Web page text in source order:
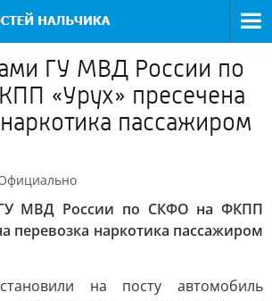
ГУ МВД России по
«Урух» пресечена
пассажиром
МВД России по СКФО на ФКПП
перевозка наркотика пассажиром
на посту автомобиль